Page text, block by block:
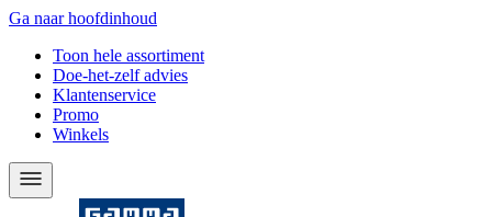
Ga naar hoofdinhoud
Toon hele assortiment
Doe-het-zelf advies
Klantenservice
Promo
Winkels